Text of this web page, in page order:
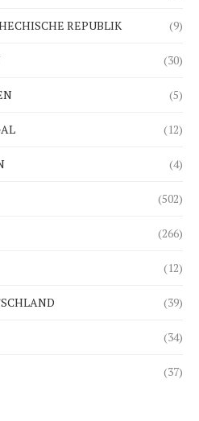
REPUBLIK (9)
(30)
(5)
(12)
(4)
(502)
(266)
(12)
(39)
(34)
(37)